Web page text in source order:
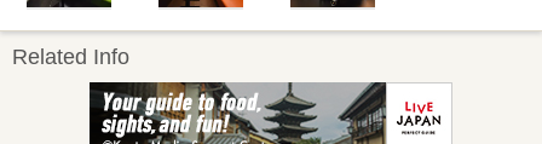
Related Info